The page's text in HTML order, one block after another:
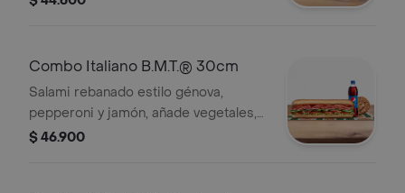
Combo Italiano B.M.T.® 30cm
Salami rebanado estilo génova,
pepperoni y jamón, añade vegetales,
tu queso favorito y salsas. Llévalo
$ 46.900